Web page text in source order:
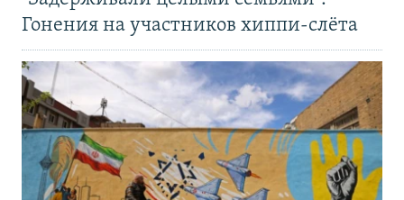
Гонения на участников хиппи-слёта